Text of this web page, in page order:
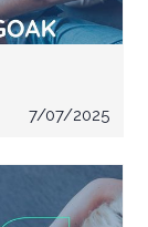
7/07/2025